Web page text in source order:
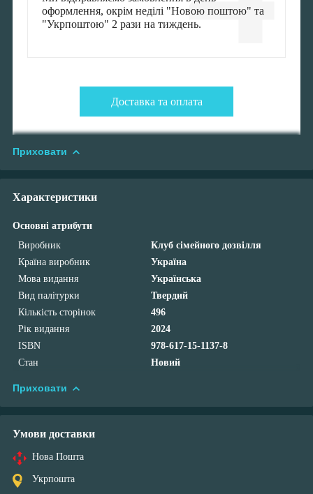
оформлення, окрім неділі "Новою поштою" та
"Укрпоштою" 2 рази на тиждень.
Доставка та оплата
Приховати
Характеристики
Основні атрибути
Виробник
Клуб сімейного дозвілля
Країна виробник
Україна
Мова видання
Українська
Вид палітурки
Твердий
Кількість сторінок
496
Рік видання
2024
ISBN
978-617-15-1137-8
Стан
Новий
Приховати
Умови доставки
Нова Пошта
Укрпошта